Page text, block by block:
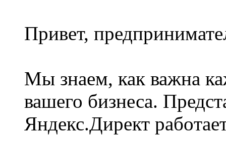
Привет,
Mы знаем, как важна
вашeго бизнеса.
Яндекс.Диpeкт